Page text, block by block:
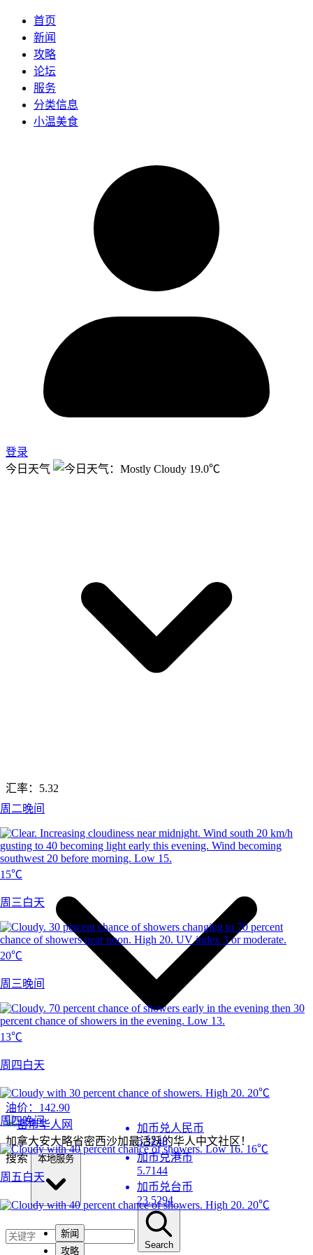
首页
新闻
攻略
论坛
服务
分类信息
小温美食
登录
今日天气
19.0℃
周二晚间
15℃
周三白天
20℃
周三晚间
13℃
周四白天
20℃
周四晚间
16℃
周五白天
20℃
汇率： 5.32
加币兑人民币
5.3248
加币兑港币
5.7144
加币兑台币
23.5294
油价： 142.90
加拿大安大略省密西沙加最活跃的华人中文社区！
搜索
新闻
攻略
Search